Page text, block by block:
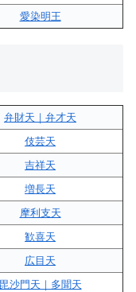
愛染明王
弁財天｜弁才天
伎芸天
吉祥天
増長天
摩利支天
歓喜天
広目天
毘沙門天｜多聞天